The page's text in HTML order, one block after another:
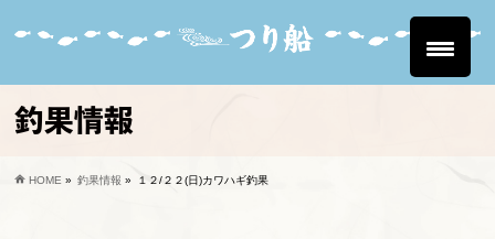
釣果情報
HOME » 釣果情報 » １２/２２(日)カワハギ釣果